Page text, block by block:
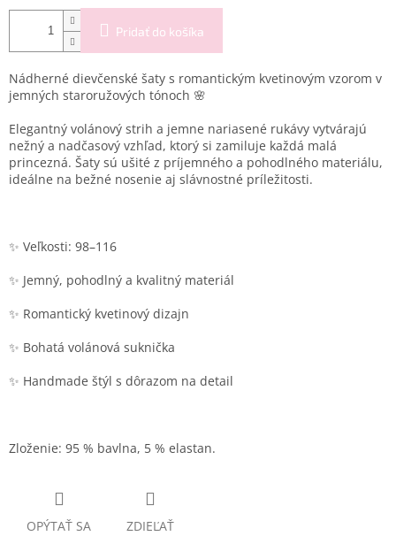
Pridať do košíka
Nádherné dievčenské šaty s romantickým kvetinovým vzorom v
jemných staroružových tónoch 🌸
Elegantný volánový strih a jemne nariasené rukávy vytvárajú
nežný a nadčasový vzhľad, ktorý si zamiluje každá malá
princezná. Šaty sú ušité z príjemného a pohodlného materiálu,
ideálne na bežné nosenie aj slávnostné príležitosti.
✨ Veľkosti: 98–116
✨ Jemný, pohodlný a kvalitný materiál
✨ Romantický kvetinový dizajn
✨ Bohatá volánová suknička
✨ Handmade štýl s dôrazom na detail
Zloženie: 95 % bavlna, 5 % elastan.
OPÝTAŤ SA ZDIEĽAŤ